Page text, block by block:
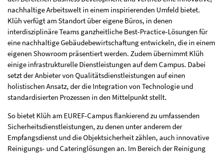
nachhaltige Arbeitswelt in einem inspirierenden Umfeld bietet.
Klüh verfügt am Standort über eigene Büros, in denen
interdisziplinäre Teams ganzheitliche Best-Practice-Lösungen für
eine nachhaltige Gebäudebewirtschaftung entwickeln, die in einem
eigenen Showroom präsentiert werden. Zudem übernimmt Klüh
einige infrastrukturelle Dienstleistungen auf dem Campus. Dabei
setzt der Anbieter von Qualitätsdienstleistungen auf einen
holistischen Ansatz, der die Integration von Technologie und
standardisierten Prozessen in den Mittelpunkt stellt.
So bietet Klüh am EUREF-Campus flankierend zu umfassenden
Sicherheitsdienstleistungen, zu denen unter anderem der
Empfangsdienst und die Objektsicherheit zählen, auch innovative
Reinigungs- und Cateringlösungen an. Im Bereich der Reinigung